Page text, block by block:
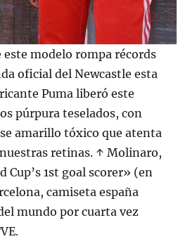
este modelo rompa récords
oficial del Newcastle esta
Puma liberó este
púrpura teselados, con
amarillo tóxico que atenta
retinas. ↑ Molinaro,
Cup’s 1st goal scorer» (en
camiseta españa
mundo por cuarta vez